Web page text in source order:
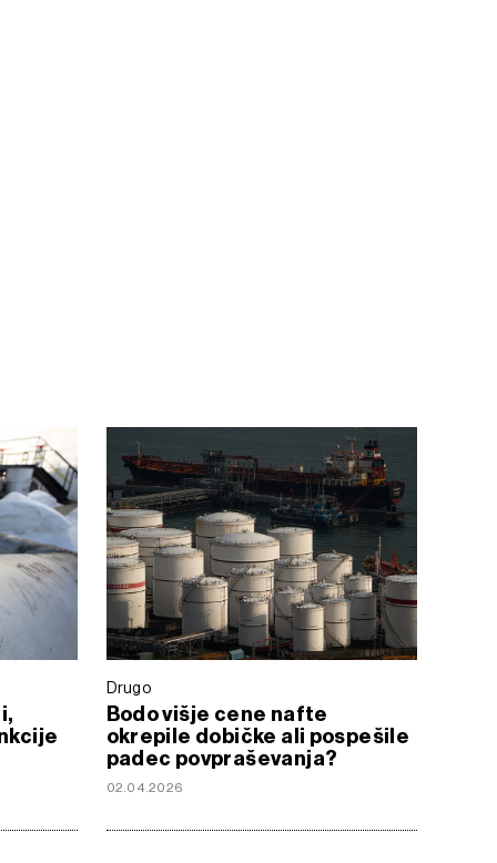
Drugo
Bodo višje cene nafte
okrepile dobičke ali pospešile
padec povpraševanja?
02.04.2026